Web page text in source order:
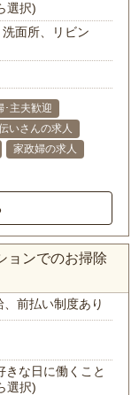
選択)
面所、リビン
･主夫歓迎
いさんの求人
家政婦の求人
ョンでのお掃除
、前払い制度あり
な日に働くこと
選択)